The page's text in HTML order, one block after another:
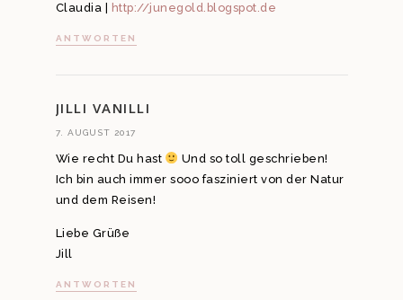
Claudia | http://junegold.blogspot.de
ANTWORTEN
JILLI VANILLI
7. AUGUST 2017
Wie recht Du hast
Und so toll geschrieben!
Ich bin auch immer sooo fasziniert von der Natur
und dem Reisen!
Liebe Grüße
Jill
ANTWORTEN